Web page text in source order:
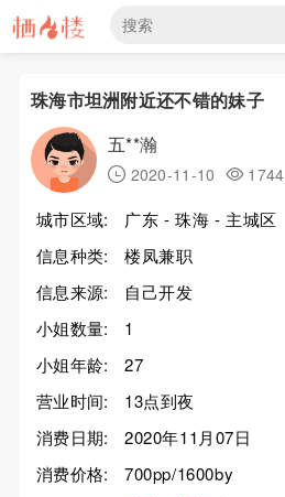
珠海市坦洲附近还不错的妹子
五**瀚
2020-11-10 1744
城市区域:
广东 - 珠海 - 主城区
信息种类:
楼凤兼职
信息来源:
自己开发
小姐数量:
1
小姐年龄:
27
营业时间:
13点到夜
消费日期:
2020年11月07日
消费价格:
700pp/1600by